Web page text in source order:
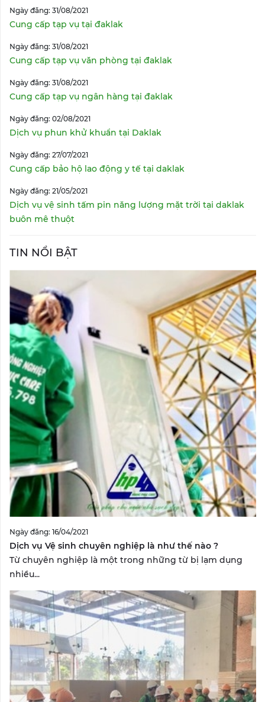
Ngày đăng: 31/08/2021
Cung cấp tạp vụ tại đaklak
Ngày đăng: 31/08/2021
Cung cấp tạp vụ văn phòng tại đaklak
Ngày đăng: 31/08/2021
Cung cấp tạp vụ ngân hàng tại đaklak
Ngày đăng: 02/08/2021
Dịch vụ phun khử khuẩn tại Daklak
Ngày đăng: 27/07/2021
Cung cấp bảo hộ lao động y tế tại daklak
Ngày đăng: 21/05/2021
Dịch vụ vệ sinh tấm pin năng lượng mặt trời tại daklak
buôn mê thuột
TIN NỔI BẬT
Ngày đăng: 16/04/2021
Dịch vụ Vệ sinh chuyên nghiệp là như thế nào ?
Từ chuyên nghiệp là một trong những từ bị lạm dụng
nhiều...